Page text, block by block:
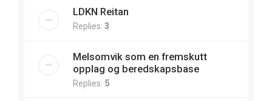
LDKN Reitan
Replies: 3
Melsomvik som en fremskutt
opplag og beredskapsbase
Replies: 5